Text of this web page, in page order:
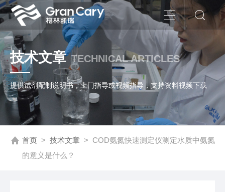
技术文章 TECHNICAL ARTICLES
提供试剂配制说明书，上门指导或视频指导，支持资料视频下载
首页 > 技术文章 > COD氨氮快速测定仪测定水质中氨氮
的意义是什么？